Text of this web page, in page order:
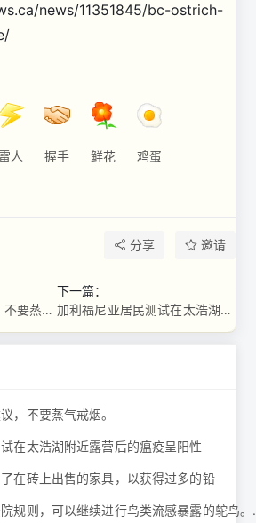
news/11351845/bc-ostrich-
雷人 握手 鲜花 鸡蛋
分享 邀请
加拿大研究人员建议，不要蒸气戒烟。
下一篇：
加利福尼亚居民测试在太浩湖附近露营后的瘟疫呈阳性
，不要蒸气戒烟。
在太浩湖附近露营后的瘟疫呈阳性
在砖上出售的家具，以获得过多的铅
公元前联邦